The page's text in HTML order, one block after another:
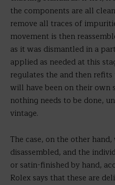
the components are all
remove all traces of
movement is then
as it was dismantled in a
applied as needed at this
regulates the and then refits
will have been on their own
nothing needs to be done,
vintage.
The case, on the other
disassembled, and the
or satin-finished by hand,
Rolex says that these are